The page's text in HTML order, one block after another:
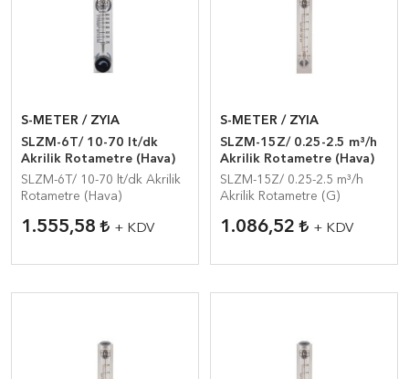
S-METER / ZYIA
SLZM-6T/ 10-70 lt/dk
Akrilik Rotametre (Hava)
SLZM-6T/ 10-70 lt/dk Akrilik
Rotametre (Hava)
1.555,58 + KDV
S-METER / ZYIA
SLZM-15Z/ 0.25-2.5 m³/h
Akrilik Rotametre (Hava)
SLZM-15Z/ 0.25-2.5 m³/h
Akrilik Rotametre (G)
1.086,52 + KDV